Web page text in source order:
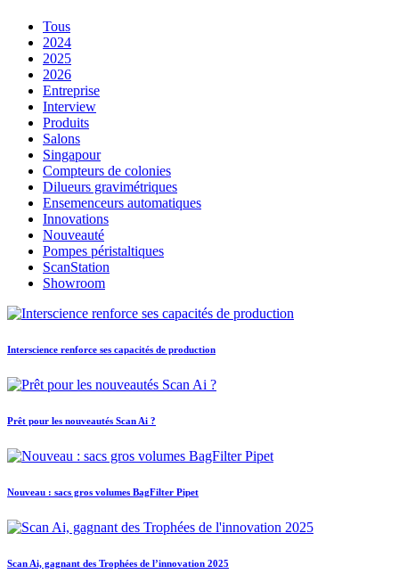
Tous
2024
2025
2026
Entreprise
Interview
Produits
Salons
Singapour
Compteurs de colonies
Dilueurs gravimétriques
Ensemenceurs automatiques
Innovations
Nouveauté
Pompes péristaltiques
ScanStation
Showroom
Interscience renforce ses capacités de production
Prêt pour les nouveautés Scan Ai ?
Nouveau : sacs gros volumes BagFilter Pipet
Scan Ai, gagnant des Trophées de l’innovation 2025